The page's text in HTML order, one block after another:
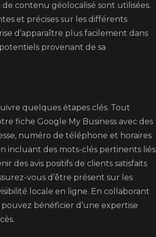
contenu géolocalisé sont utilisées.
et précises sur les différents
d’apparaître plus facilement dans
provenant de sa
quelques étapes clés. Tout
fiche Google My Business avec des
numéro de téléphone et horaires
incluant des mots-clés pertinents liés
des avis positifs de clients satisfaits
vous d’être présent sur les
locale en ligne. En collaborant
bénéficier d’une expertise